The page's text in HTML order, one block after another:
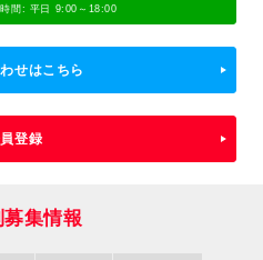
間: 平日 9:00～18:00
せはこちら
登録
募集情報